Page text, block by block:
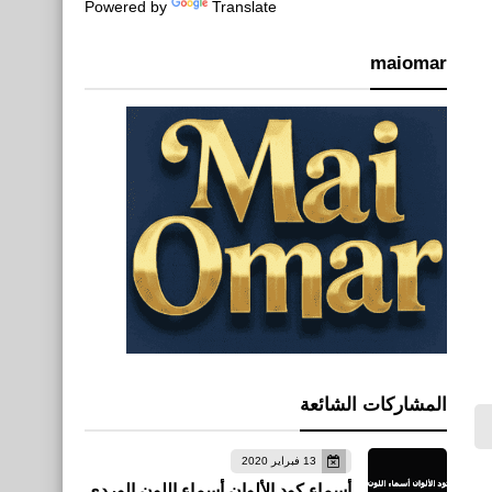
Powered by Translate
maiomar
المشاركات الشائعة
13 فبراير 2020